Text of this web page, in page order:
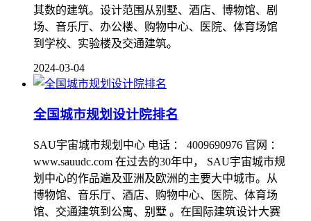
其数的建筑。设计范围从别墅、酒店、博物馆、剧
场、音乐厅、办公楼、购物中心、医院、体育场馆
到学校、实验楼及交通建筑。
2024-03-04
全国城市规划设计院排名
SAU宇宙城市规划中心 电话 ： 4009690976 官网 ：
www.sauudc.com 在过去的30年中， SAU宇宙城市规
划中心的作品遍及亚洲及欧洲的主要大中城市。从
博物馆、音乐厅、酒店、购物中心、医院、体育场
馆、交通建筑到公寓、别墅 。在国际建筑设计大赛